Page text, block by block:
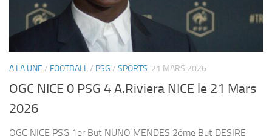
A LA UNE / FOOTBALL/ PSG / SPORTS 21 MARS 2026
OGC NICE 0 PSG 4 A.Riviera NICE le 21 Mars
2026
OGC NICE PSG 1er But NUNO MENDES 2ème But DESIRE